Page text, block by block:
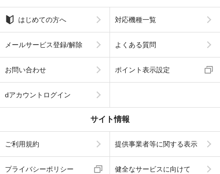
はじめての方へ 対応機種一覧
メールサービス登録/解除 よくある質問
お問い合わせ ポイント表示設定
dアカウントログイン
サイト情報
ご利用規約 提供事業者等に関する表示
プライバシーポリシー 健全なサービスに向けて